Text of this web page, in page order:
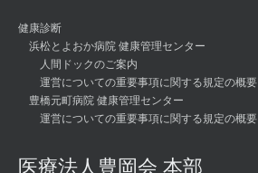
健康診断
浜松とよおか病院 健康管理センター
人間ドックのご案内
運営についての重要事項に関する規定の概要
豊橋元町病院 健康管理センター
運営についての重要事項に関する規定の概要
医療法人豊岡会 本部